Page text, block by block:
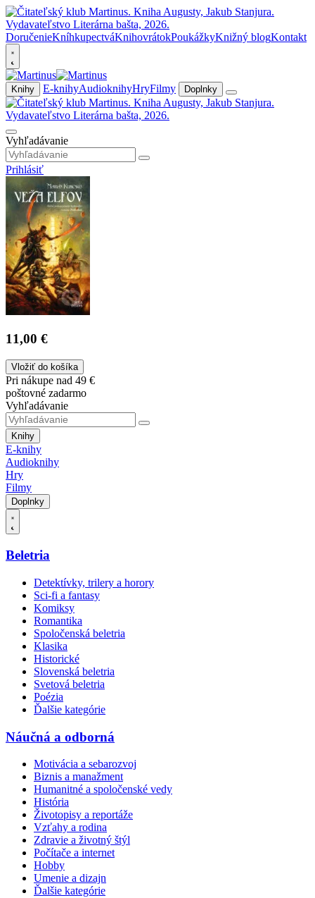
DoručenieKníhkupectváKnihovrátokPoukážkyKnižný blogKontakt
Knihy E-knihyAudioknihyHryFilmy Doplnky
Vyhľadávanie
Prihlásiť
11,00 €
Vložiť do košíka
Pri nákupe nad 49 €
poštovné zadarmo
Vyhľadávanie
Knihy
E-knihy
Audioknihy
Hry
Filmy
Doplnky
Beletria
Detektívky, trilery a horory
Sci-fi a fantasy
Komiksy
Romantika
Spoločenská beletria
Klasika
Historické
Slovenská beletria
Svetová beletria
Poézia
Ďalšie kategórie
Náučná a odborná
Motivácia a sebarozvoj
Biznis a manažment
Humanitné a spoločenské vedy
História
Životopisy a reportáže
Vzťahy a rodina
Zdravie a životný štýl
Počítače a internet
Hobby
Umenie a dizajn
Ďalšie kategórie